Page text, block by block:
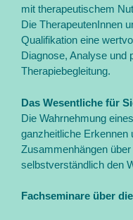
mit therapeutischem
Die TherapeutenInnen
Qualifikation eine
Diagnose, Analyse und
Therapiebegleitung.
Das Wesentliche für
Die Wahrnehmung
ganzheitliche Erkennen
Zusammenhängen
selbstverständlich den
Fachseminare über